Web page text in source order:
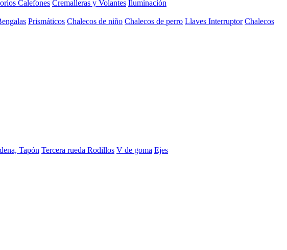
Calefones Cremalleras y Volantes Iluminación
Prismáticos Chalecos de niño Chalecos de perro Llaves Interruptor Chalecos
Tapón Tercera rueda Rodillos V de goma Ejes